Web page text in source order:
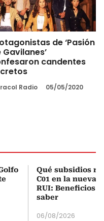
de ‘Pasión
Gavilanes’
candentes
Radio 05/05/2020
Qué subsidios
C01 en la nueva
RUI: Beneficios
saber
06/08/2026